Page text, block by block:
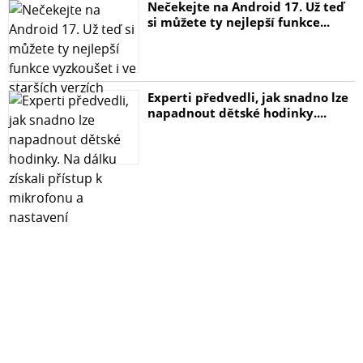
Nečekejte na Android 17. Už teď
si můžete ty nejlepší funkce...
Experti předvedli, jak snadno lze
napadnout dětské hodinky....